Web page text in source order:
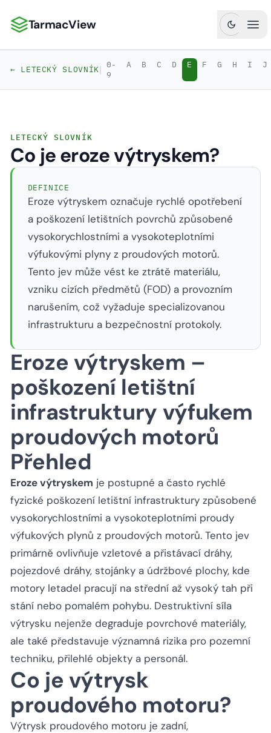
TarmacView: Precizní letecká analytika
TarmacView
← LETECKÝ SLOVNÍK| 0-
9
A B C D E F G H I J
LETECKÝ SLOVNÍK
Co je eroze výtryskem?
DEFINICE
Eroze výtryskem označuje rychlé opotřebení
a poškození letištních povrchů způsobené
vysokorychlostními a vysokoteplotními
výfukovými plyny z proudových motorů.
Tento jev může vést ke ztrátě materiálu,
vzniku cizích předmětů (FOD) a provozním
narušením, což vyžaduje specializovanou
infrastrukturu a bezpečnostní protokoly.
Eroze výtryskem –
poškození letištní
infrastruktury výfukem
proudových motorů
Přehled
Eroze výtryskem je postupné a často rychlé
fyzické poškození letištní infrastruktury způsobené
vysokorychlostními a vysokoteplotními proudy
výfukových plynů z proudových motorů. Tento jev
primárně ovlivňuje vzletové a přistávací dráhy,
pojezdové dráhy, stojánky a údržbové plochy, kde
motory letadel pracují na střední až vysoký tah při
stání nebo pomalém pohybu. Destruktivní síla
výtrysku nejenže degraduje povrchové materiály,
ale také představuje významná rizika pro pozemní
techniku, přilehlé objekty a personál.
Co je výtrysk
proudového motoru?
Výtrysk proudového motoru je zadní,